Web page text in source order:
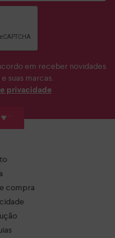
em receber novidades
suas marcas.
privacidade
compra